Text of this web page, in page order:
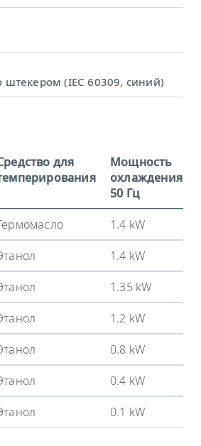
штекером (IEC 60309, синий)
для
Мощность
охлаждения
50 Гц
1.4 kW
1.4 kW
1.35 kW
1.2 kW
0.8 kW
0.4 kW
0.1 kW